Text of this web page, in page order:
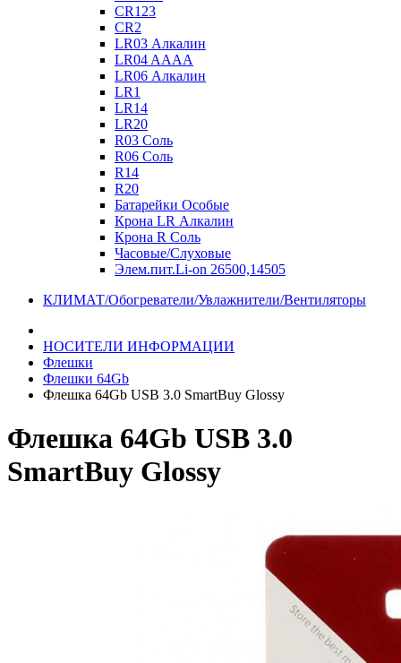
CR123
CR2
LR03 Алкалин
LR04 AAAA
LR06 Алкалин
LR1
LR14
LR20
R03 Соль
R06 Соль
R14
R20
Батарейки Особые
Крона LR Алкалин
Крона R Соль
Часовые/Слуховые
Элем.пит.Li-on 26500,14505
КЛИМАТ/Обогреватели/Увлажнители/Вентиляторы
НОСИТЕЛИ ИНФОРМАЦИИ
Флешки
Флешки 64Gb
Флешка 64Gb USB 3.0 SmartBuy Glossy
Флешка 64Gb USB 3.0
SmartBuy Glossy